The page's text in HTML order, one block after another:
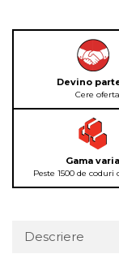
Devino
Cere oferta
Gama
Peste 1500 de coduri
Descriere